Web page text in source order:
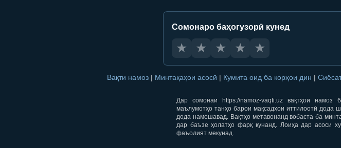
Сомонаро баҳогузорӣ кунед
★ ★ ★ ★ ★
Вақти намоз | Минтақаҳои асосӣ | Кумита оид ба корҳои дин |
Дар сомонаи https://namoz-vaqti.uz вақтҳои
маълумотҳо танҳо барои мақсадҳои иттилоотӣ дода
дода намешавад. Вақтҳо метавонанд вобаста ба
дар баъзе ҳолатҳо фарқ кунанд. Лоиҳа дар асоси
фаъолият мекунад.